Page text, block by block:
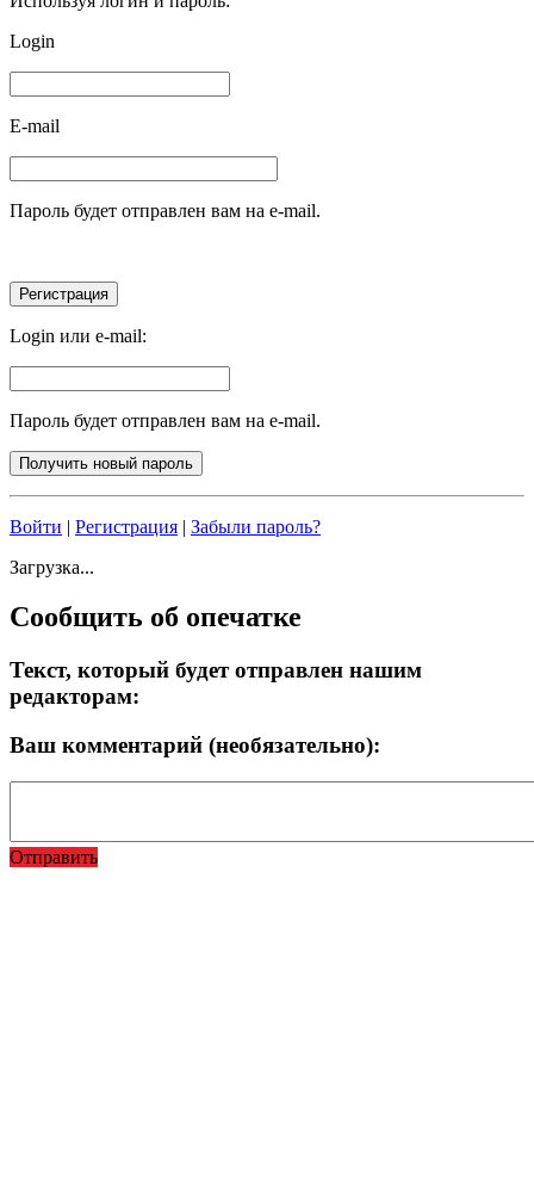
Login
E-mail
Пароль будет отправлен вам на e-mail.
Login или e-mail:
Пароль будет отправлен вам на e-mail.
Войти | Регистрация | Забыли пароль?
Загрузка...
Сообщить об опечатке
Текст, который будет отправлен нашим
редакторам:
Ваш комментарий (необязательно):
Отправить